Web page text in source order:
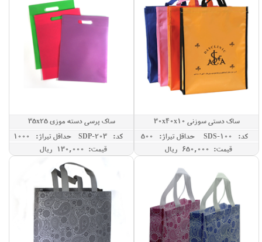
ساک دستی سوزنی 30x40x10
کد: SDS-100
حداقل تيراژ: 500
قیمت: 650,000 ريال
ساک پرسی دسته موزی 35x25
کد: SDP-203
حداقل تيراژ: 1000
قیمت: 130,000 ريال